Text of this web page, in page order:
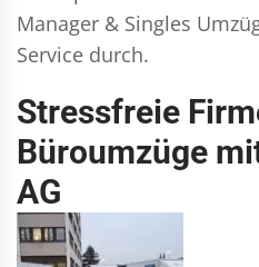
Manager & Singles
Service durch.
Stressfreie
Büroumzüge
AG